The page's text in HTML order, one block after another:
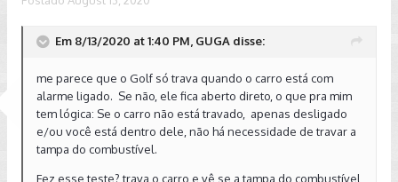
Em 8/13/2020 at 1:40 PM, GUGA disse:
me parece que o Golf só trava quando o carro está com
alarme ligado. Se não, ele fica aberto direto, o que pra mim
tem lógica: Se o carro não está travado, apenas desligado
e/ou você está dentro dele, não há necessidade de travar a
tampa do combustível.
Fez esse teste? trava o carro e vê se a tampa do combustível